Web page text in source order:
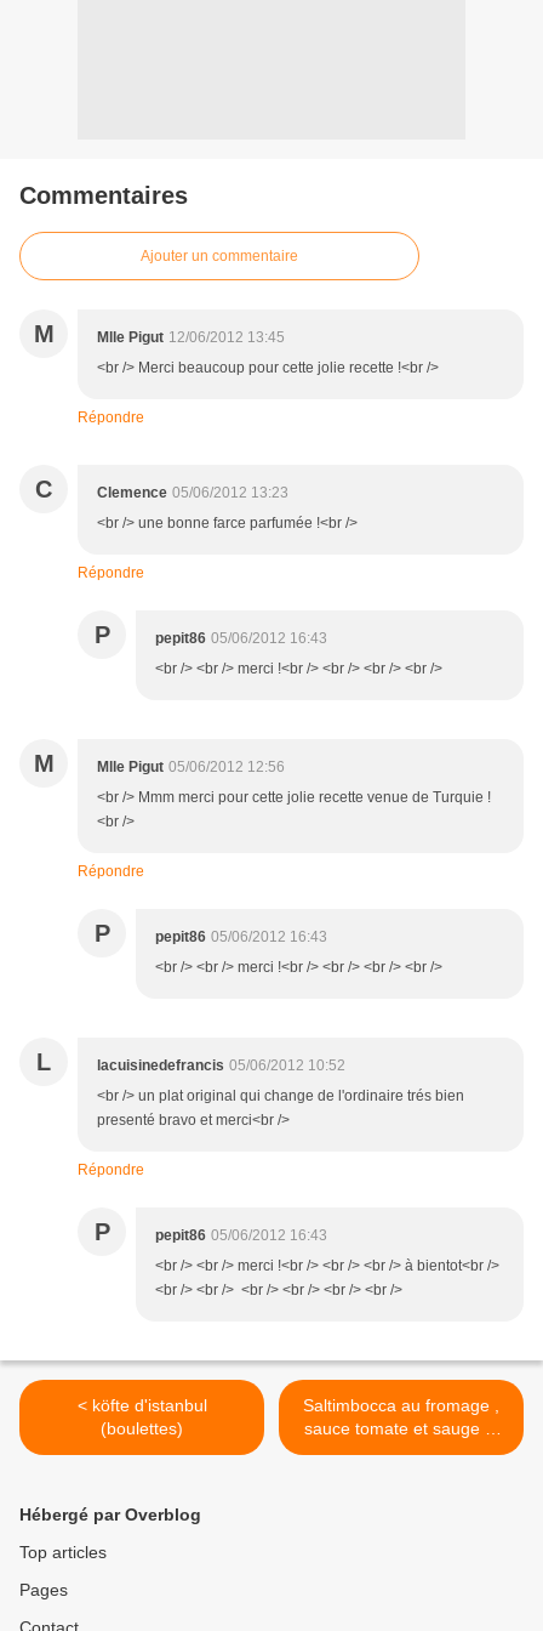
Commentaires
Ajouter un commentaire
M Mlle Pigut 12/06/2012 13:45
<br /> Merci beaucoup pour cette jolie recette !<br />
Répondre
C Clemence 05/06/2012 13:23
<br /> une bonne farce parfumée !<br />
Répondre
P pepit86 05/06/2012 16:43
<br /> <br /> merci !<br /> <br /> <br /> <br />
M Mlle Pigut 05/06/2012 12:56
<br /> Mmm merci pour cette jolie recette venue de Turquie !
<br />
Répondre
P pepit86 05/06/2012 16:43
<br /> <br /> merci !<br /> <br /> <br /> <br />
L lacuisinedefrancis 05/06/2012 10:52
<br /> un plat original qui change de l'ordinaire trés bien
presenté bravo et merci<br />
Répondre
P pepit86 05/06/2012 16:43
<br /> <br /> merci !<br /> <br /> <br /> à bientot<br />
<br /> <br /> <br /> <br /> <br /> <br />
< köfte d'istanbul
(boulettes)
Saltimbocca au fromage ,
sauce tomate et sauge et
polenta croustillante >
Hébergé par Overblog
Top articles
Pages